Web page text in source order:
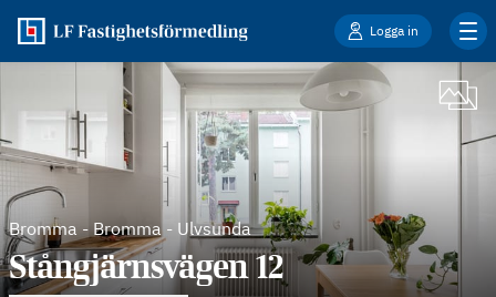
Logga in
Bromma-Bromma - Ulvsunda
Stångjärnsvägen 12